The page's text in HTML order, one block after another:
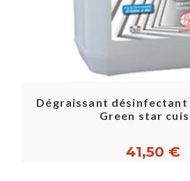
Dégraissant désinfectant
Green star
41,50 €